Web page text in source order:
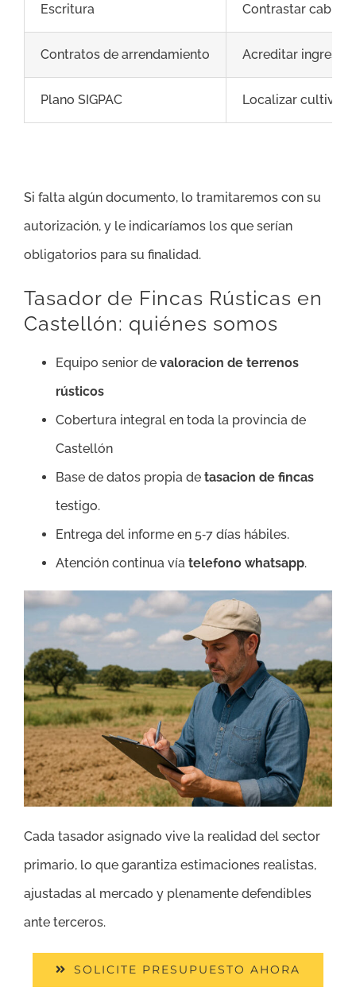
Escritura Contrastar
Contratos de arrendamiento Acreditar
Plano SIGPAC Localizar cultivos
Si falta algún documento, lo tramitaremos con su
autorización, y le indicaríamos los que serían
obligatorios para su finalidad.
Tasador de Fincas Rústicas en
Castellón: quiénes somos
Equipo senior de valoracion de terrenos
rústicos
Cobertura integral en toda la provincia de
Castellón
Base de datos propia de tasacion de fincas
testigo.
Entrega del informe en 5‑7 días hábiles.
Atención continua vía telefono whatsapp.
Cada tasador asignado vive la realidad del sector
primario, lo que garantiza estimaciones realistas,
ajustadas al mercado y plenamente defendibles
ante terceros.
SOLICITE PRESUPUESTO AHORA